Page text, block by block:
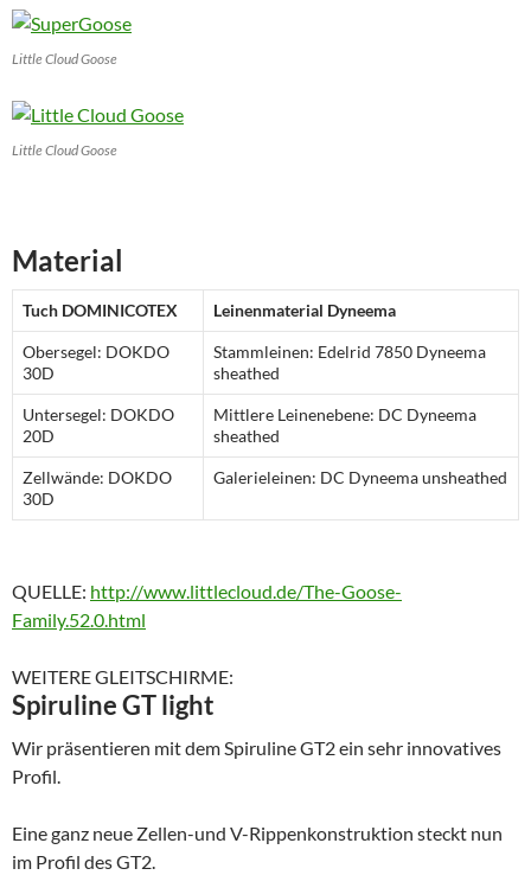
Little Cloud Goose
Little Cloud Goose
Material
Tuch DOMINICOTEX Leinenmaterial Dyneema
Obersegel: DOKDO
30D
Stammleinen: Edelrid 7850 Dyneema
sheathed
Untersegel: DOKDO
20D
Mittlere Leinenebene: DC Dyneema
sheathed
Zellwände: DOKDO
30D
Galerieleinen: DC Dyneema unsheathed
QUELLE: http://www.littlecloud.de/The-Goose-
Family.52.0.html
WEITERE GLEITSCHIRME:
Spiruline GT light
Wir präsentieren mit dem Spiruline GT2 ein sehr innovatives
Profil.
Eine ganz neue Zellen-und V-Rippenkonstruktion steckt nun
im Profil des GT2.